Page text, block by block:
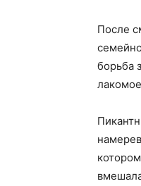
После
борьба